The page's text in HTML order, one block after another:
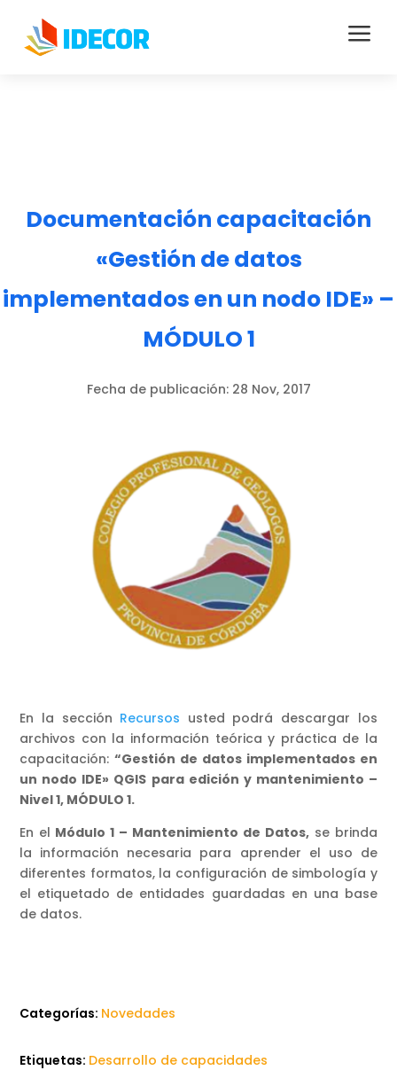
a
Documentación capacitación
«Gestión de datos
implementados en un nodo IDE» –
MÓDULO 1
Fecha de publicación: 28 Nov, 2017
En la sección Recursos usted podrá descargar los
archivos con la información teórica y práctica de la
capacitación:“Gestión de datos implementados en
un nodo IDE» QGIS para edición y mantenimiento –
Nivel 1, MÓDULO 1.
En el Módulo 1 – Mantenimiento de Datos,se brinda
la información necesaria para aprender el uso de
diferentes formatos, la configuración de simbología y
el etiquetado de entidades guardadas en una base
de datos.
Categorías: Novedades
Etiquetas: Desarrollo de capacidades